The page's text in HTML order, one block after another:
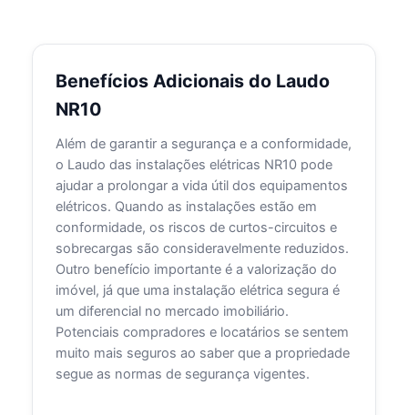
Benefícios Adicionais do Laudo
NR10
Além de garantir a segurança e a conformidade,
o Laudo das instalações elétricas NR10 pode
ajudar a prolongar a vida útil dos equipamentos
elétricos. Quando as instalações estão em
conformidade, os riscos de curtos-circuitos e
sobrecargas são consideravelmente reduzidos.
Outro benefício importante é a valorização do
imóvel, já que uma instalação elétrica segura é
um diferencial no mercado imobiliário.
Potenciais compradores e locatários se sentem
muito mais seguros ao saber que a propriedade
segue as normas de segurança vigentes.